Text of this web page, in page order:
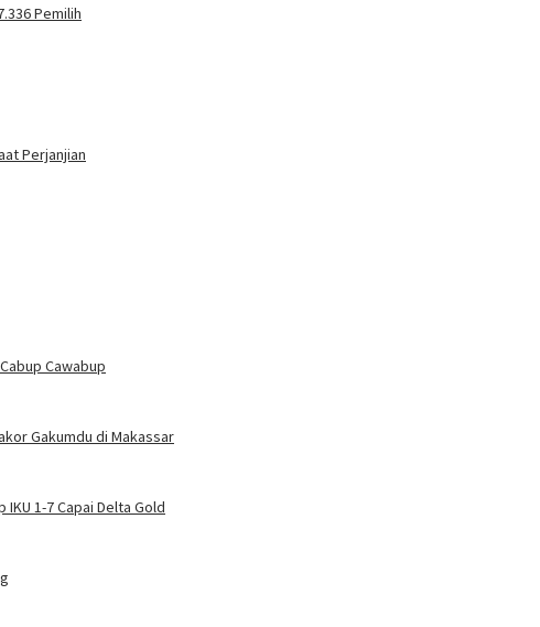
Pemilih
Perjanjian
Cawabup
Gakumdu di Makassar
1-7 Capai Delta Gold